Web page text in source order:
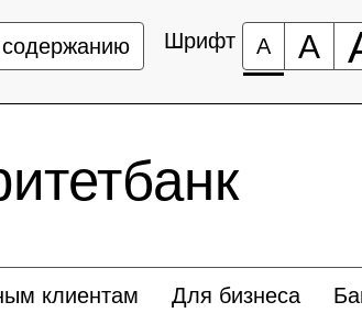
Шрифт А А
клиентам Для бизнеса